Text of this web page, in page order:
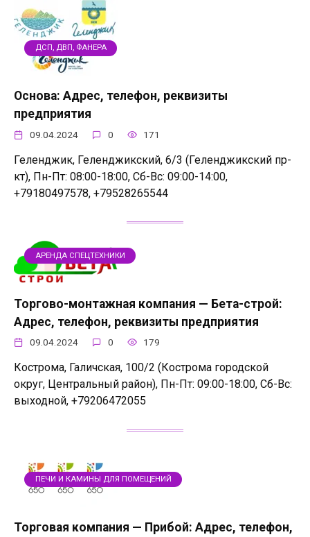
ДСП, ДВП, ФАНЕРА
Основа: Адрес, телефон, реквизиты
предприятия
09.04.2024 0 171
Геленджик, Геленджикский, 6/3 (Геленджикский пр-
кт), Пн-Пт: 08:00-18:00, Сб-Вс: 09:00-14:00,
+79180497578, +79528265544
АРЕНДА СПЕЦТЕХНИКИ
Торгово-монтажная компания — Бета-строй:
Адрес, телефон, реквизиты предприятия
09.04.2024 0 179
Кострома, Галичская, 100/2 (Кострома городской
округ, Центральный район), Пн-Пт: 09:00-18:00, Сб-Вс:
выходной, +79206472055
ПЕЧИ И КАМИНЫ ДЛЯ ПОМЕЩЕНИЙ
Торговая компания — Прибой: Адрес, телефон,